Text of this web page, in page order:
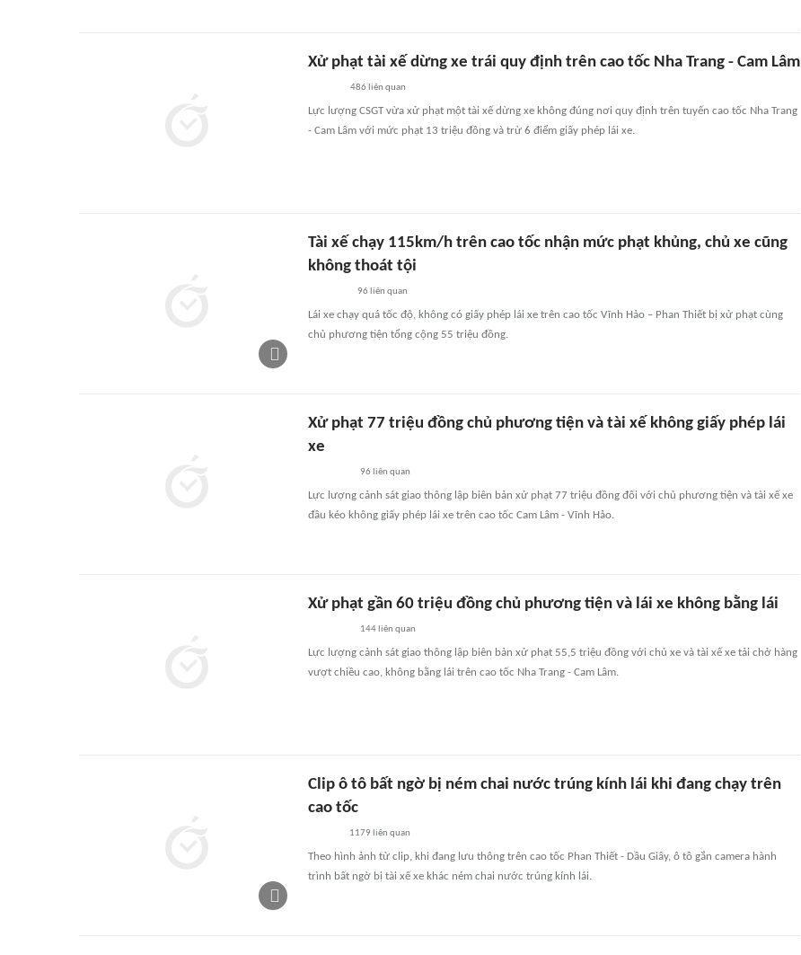
Xử phạt tài xế dừng xe trái quy định trên cao tốc Nha Trang - Cam Lâm
486 liên quan
Lực lượng CSGT vừa xử phạt một tài xế dừng xe không đúng nơi quy định trên tuyến cao tốc Nha Trang
- Cam Lâm với mức phạt 13 triệu đồng và trừ 6 điểm giấy phép lái xe.
Tài xế chạy 115km/h trên cao tốc nhận mức phạt khủng, chủ xe cũng
không thoát tội
96 liên quan
Lái xe chạy quá tốc độ, không có giấy phép lái xe trên cao tốc Vĩnh Hảo – Phan Thiết bị xử phạt cùng
chủ phương tiện tổng cộng 55 triệu đồng.
Xử phạt 77 triệu đồng chủ phương tiện và tài xế không giấy phép lái
xe
96 liên quan
Lực lượng cảnh sát giao thông lập biên bản xử phạt 77 triệu đồng đối với chủ phương tiện và tài xế xe
đầu kéo không giấy phép lái xe trên cao tốc Cam Lâm - Vĩnh Hảo.
Xử phạt gần 60 triệu đồng chủ phương tiện và lái xe không bằng lái
144liên quan
Lực lượng cảnh sát giao thông lập biên bản xử phạt 55,5 triệu đồng với chủ xe và tài xế xe tải chở hàng
vượt chiều cao, không bằng lái trên cao tốc Nha Trang - Cam Lâm.
Clip ô tô bất ngờ bị ném chai nước trúng kính lái khi đang chạy trên
cao tốc
1179 liên quan
Theo hình ảnh từ clip, khi đang lưu thông trên cao tốc Phan Thiết - Dầu Giây, ô tô gắn camera hành
trình bất ngờ bị tài xế xe khác ném chai nước trúng kính lái.